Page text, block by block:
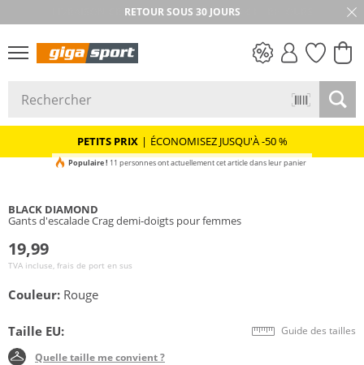
RETOUR SOUS 30 JOURS
PETITS PRIX | ÉCONOMISEZ JUSQU'À -50 %
Populaire ! 11 personnes ont actuellement cet article dans leur panier
BLACK DIAMOND
Gants d'escalade Crag demi-doigts pour femmes
19,99
TVA incluse, frais de port en sus
Couleur: Rouge
Taille EU: Guide des tailles
Quelle taille me convient ?